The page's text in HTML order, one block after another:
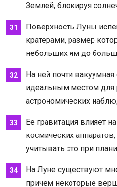
Землей, блокируя
Поверхность Луны
кратерами, размер
небольших ям до
На ней почти вакуумная
идеальным местом для
астрономических
Ее гравитация влияет
космических
учитывать это при
На Луне существуют
причем некоторые